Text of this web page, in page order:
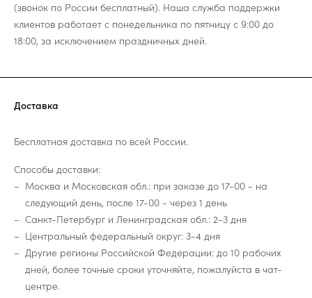
(звонок по России бесплатный). Наша служба поддержки
клиентов работает с понедельника по пятницу с 9:00 до
18:00, за исключением праздничных дней.
Доставка
Бесплатная доставка по всей России.
Способы доставки:
Москва и Московская обл.: при заказе до 17-00 - на
следующий день, после 17-00 - через 1 день
Санкт-Петербург и Ленинградская обл.: 2-3 дня
Центральный федеральный округ: 3-4 дня
Другие регионы Российской Федерации: до 10 рабочих
дней, более точные сроки уточняйте, пожалуйста в чат-
центре.